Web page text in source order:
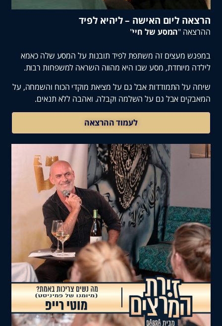
ליום האישה – ליהיא לפיד
"המסע של חיי"
מעצים זה משתפת לפיד תובנות על המסע שלה כאמא
מיוחדת, מסע שבו היא מהווה השראה למשפחות רבות.
התמודדות אבל גם על מציאת מוקדי הכוח והשמחה, על
אבל גם על השלמה וקבלה. ואהבה ללא תנאים.
לעמוד ההרצאה